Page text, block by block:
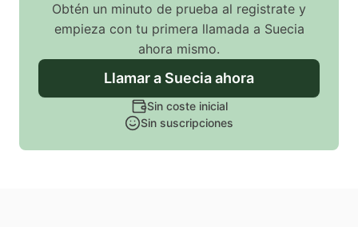
Obtén un minuto de prueba al registrate y
empieza con tu primera llamada a Suecia
ahora mismo.
Llamara Sueciaahora
Sin coste inicial
Sin suscripciones